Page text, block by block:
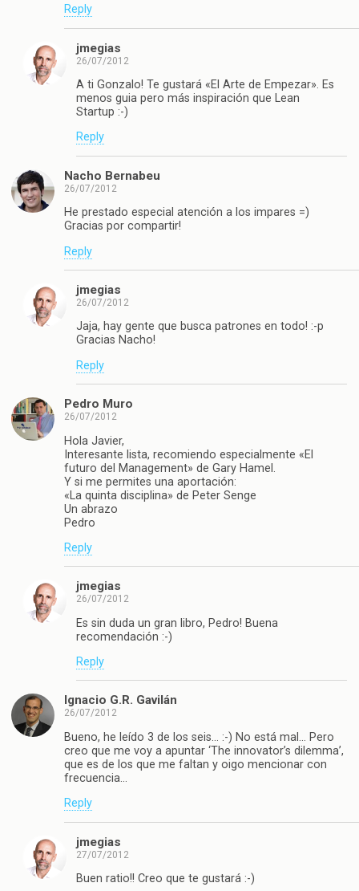
Reply
jmegias
26/07/2012
A ti Gonzalo! Te gustará «El Arte de Empezar». Es
menos guia pero más inspiración que Lean
Startup :-)
Reply
Nacho Bernabeu
26/07/2012
He prestado especial atención a los impares =)
Gracias por compartir!
Reply
jmegias
26/07/2012
Jaja, hay gente que busca patrones en todo! :-p
Gracias Nacho!
Reply
Pedro Muro
26/07/2012
Hola Javier,
Interesante lista, recomiendo especialmente «El
futuro del Management» de Gary Hamel.
Y si me permites una aportación:
«La quinta disciplina» de Peter Senge
Un abrazo
Pedro
Reply
jmegias
26/07/2012
Es sin duda un gran libro, Pedro! Buena
recomendación :-)
Reply
Ignacio G.R. Gavilán
26/07/2012
Bueno, he leído 3 de los seis… :-) No está mal… Pero
creo que me voy a apuntar ‘The innovator’s dilemma’,
que es de los que me faltan y oigo mencionar con
frecuencia…
Reply
jmegias
27/07/2012
Buen ratio!! Creo que te gustará :-)